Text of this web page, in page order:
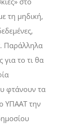
τη µηδική,
Παράλληλα
το τι θα
φτάνουν τα
ΥΠΑΑΤ την